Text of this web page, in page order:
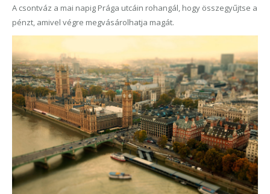
A csontváz a mai napig Prága utcáin rohangál, hogy összegyűjtse a
pénzt, amivel végre megvásárolhatja magát.